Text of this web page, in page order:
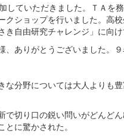
していただきました。ＴＡ
ショップを行いました。高
自由研究チャレンジ」に向
ありがとうございました。
な分野については大人より
で切り口の鋭い問いがどん
に驚かされた。